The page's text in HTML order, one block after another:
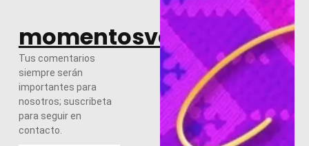
momentosvalles.com
Tus comentarios
siempre serán
importantes para
nosotros; suscribeta
para seguir en
contacto.